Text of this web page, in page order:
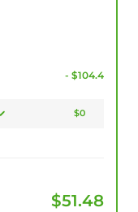
- $104.4
$0
$51.48